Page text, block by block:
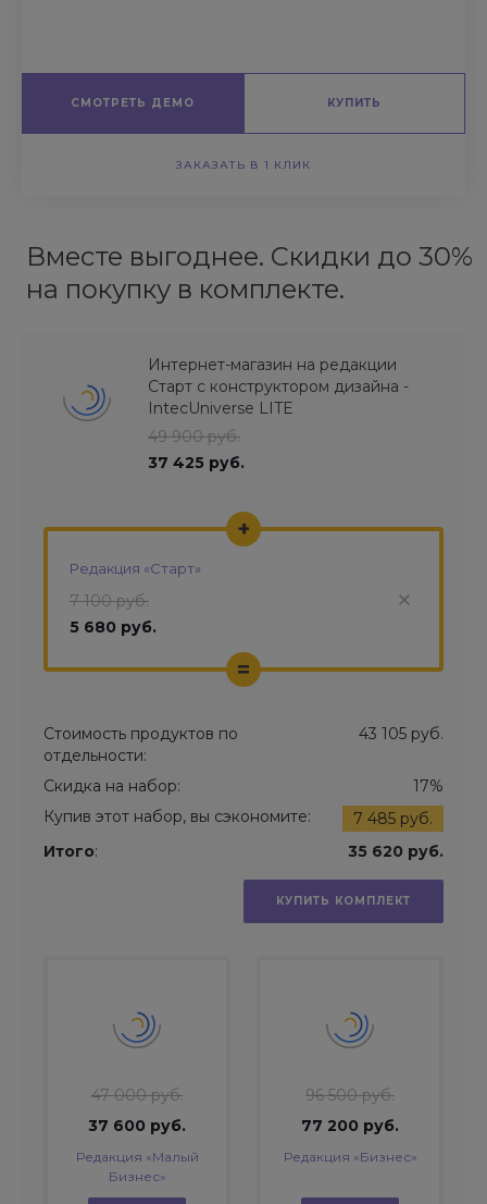
СМОТРЕТЬ ДЕМО КУПИТЬ
ЗАКАЗАТЬ В 1 КЛИК
Вместе выгоднее. Скидки до 30%
на покупку в комплекте.
Интернет-магазин на редакции
Старт с конструктором дизайна -
IntecUniverse LITE
49 900 руб.
37 425 руб.
Редакция «Старт»
7 100 руб.
5 680 руб.
+
=
Стоимость продуктов по
отдельности:
43 105 руб.
Скидка на набор:
17%
Купив этот набор, вы сэкономите:
7 485 руб.
Итого: 35 620 руб.
КУПИТЬ КОМПЛЕКТ
47 000 руб.
37 600 руб.
Редакция «Малый
Бизнес»
96 500 руб.
77 200 руб.
Редакция «Бизнес»